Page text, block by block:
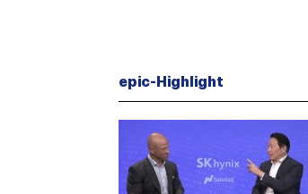
epic-Highlight